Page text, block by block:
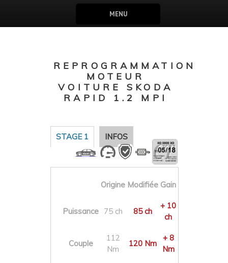
MENU
REPROGRAMMATION
MOTEUR
VOITURE SKODA
RAPID 1.2 MPI
STAGE 1 INFOS
Origine Modifiée Gain
Puissance 75 ch 85 ch
+ 10
ch
Couple
112
Nm
120 Nm
+ 8
Nm